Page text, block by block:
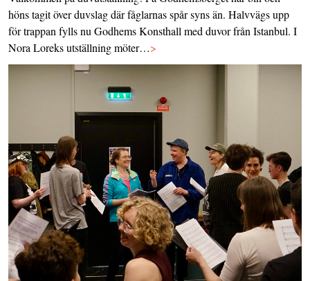
höns tagit över duvslag där fåglarnas spår syns än. Halvvägs upp
för trappan fylls nu Godhems Konsthall med duvor från Istanbul. I
Nora Loreks utställning möter…>